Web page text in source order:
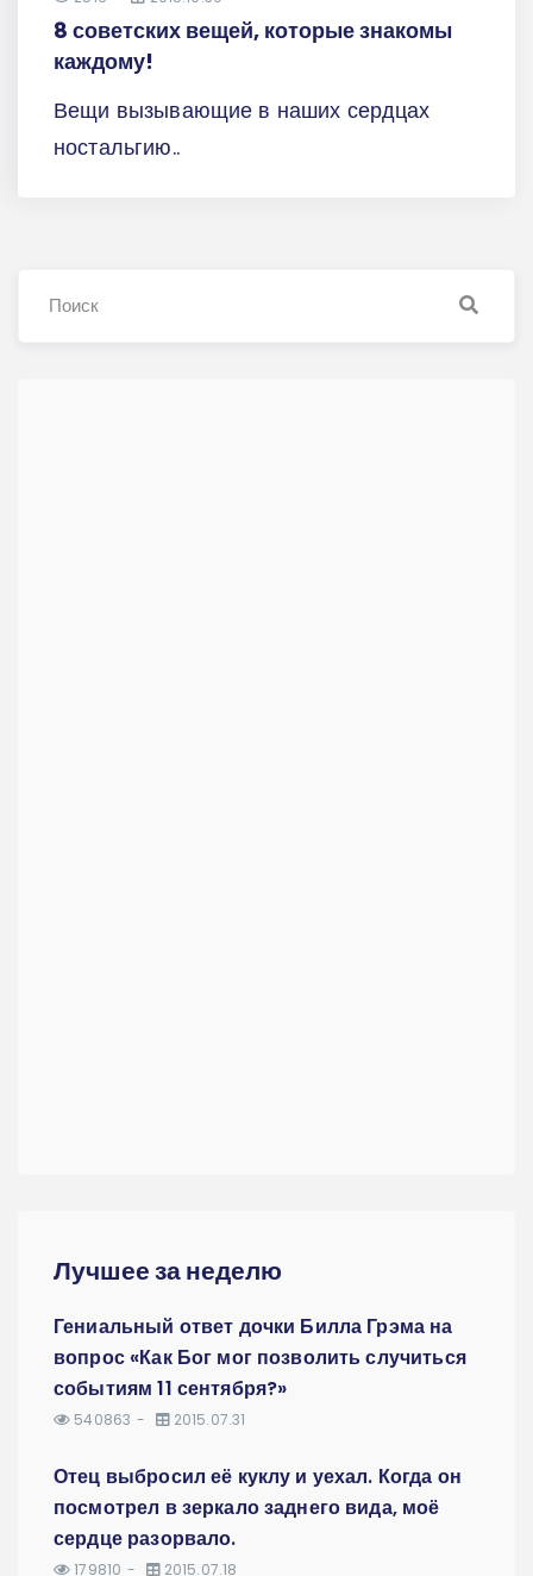
8 советских вещей, которые знакомы
каждому!
Вещи вызывающие в наших сердцах
ностальгию..
Лучшее за неделю
Гениальный ответ дочки Билла Грэма на
вопрос «Как Бог мог позволить случиться
событиям 11 сентября?»
540863 2015.07.31
Отец выбросил её куклу и уехал. Когда он
посмотрел в зеркало заднего вида, моё
сердце разорвало.
179810 2015.07.18